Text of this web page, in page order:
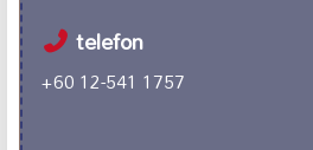
telefon
+60 12-541 1757